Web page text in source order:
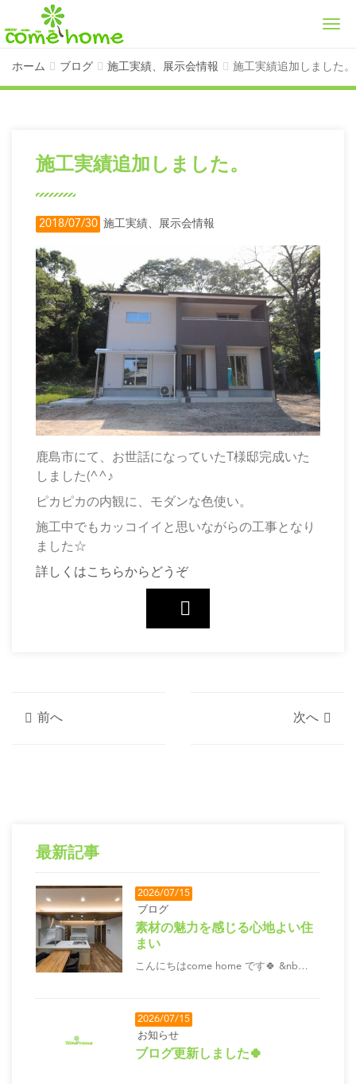
ホーム ブログ 施工実績、展示会情報 施工実績追加しました。
施工実績追加しました。
2018/07/30 施工実績、展示会情報
鹿島市にて、お世話になっていたT様邸完成いた
しました(^^♪
ピカピカの内観に、モダンな色使い。
施工中でもカッコイイと思いながらの工事となり
ました☆
詳しくはこちらからどうぞ
次へ
前へ
最新記事
2026/07/15
ブログ
素材の魅力を感じる心地よい住
まい
こんにちはcome home です🍀 &nb…
2026/07/15
お知らせ
ブログ更新しました🍀